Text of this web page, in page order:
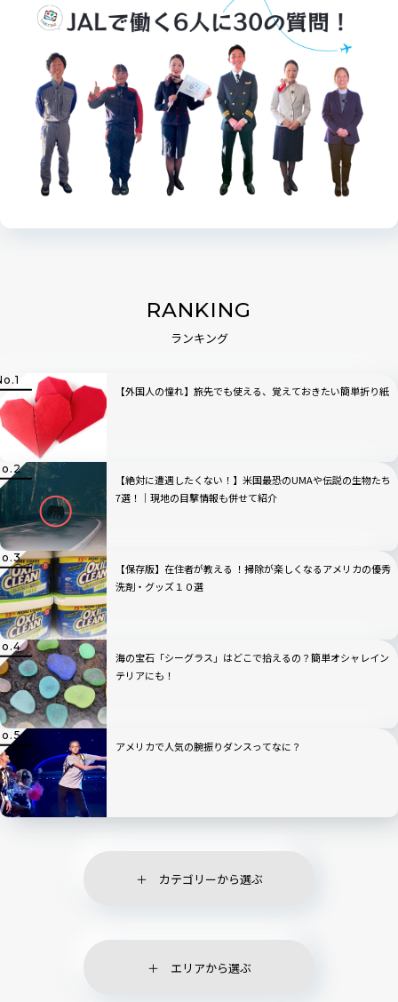
RANKING
ランキング
【外国人の憧れ】旅先でも使える、覚えておきたい簡単折り紙
【絶対に遭遇したくない！】米国最恐のUMAや伝説の生物たち
7選！│現地の目撃情報も併せて紹介
【保存版】在住者が教える ！掃除が楽しくなるアメリカの優秀
洗剤・グッズ１０選
海の宝石「シーグラス」はどこで拾えるの？簡単オシャレイン
テリアにも！
アメリカで人気の腕振りダンスってなに？
カテゴリーから選ぶ
エリアから選ぶ